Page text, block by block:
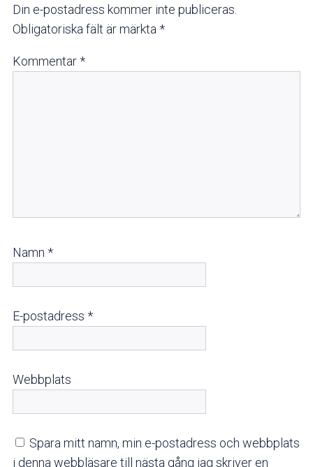
Din e-postadress kommer inte publiceras.
Obligatoriska fält är märkta *
Kommentar*
Namn *
E-postadress *
Webbplats
Spara mitt namn, min e-postadress och webbplats
i denna webbläsare till nästa gång jag skriver en